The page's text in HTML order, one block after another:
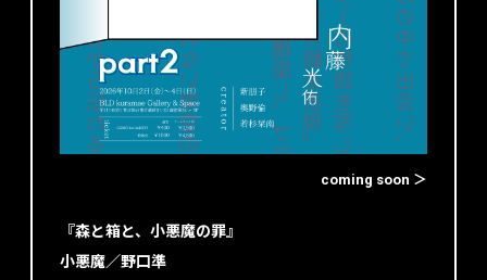
coming soon ＞
『森と箱と、小悪魔の罪』
小悪魔／野口準